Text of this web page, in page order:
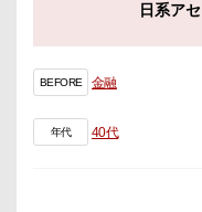
日系ア
BEFORE 金融
年代 40代